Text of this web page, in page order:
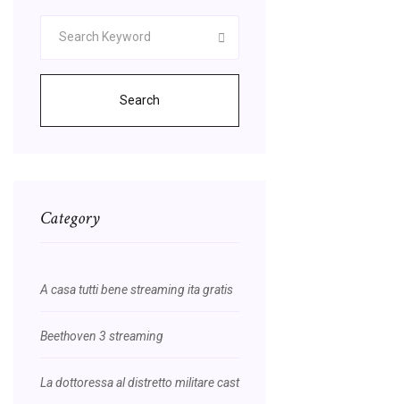
Search
Category
A casa tutti bene streaming ita gratis
Beethoven 3 streaming
La dottoressa al distretto militare cast